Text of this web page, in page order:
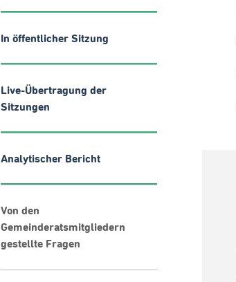
In öffentlicher Sitzung
Live-Übertragung der
Sitzungen
Analytischer Bericht
Von den
Gemeinderatsmitgliedern
gestellte Fragen